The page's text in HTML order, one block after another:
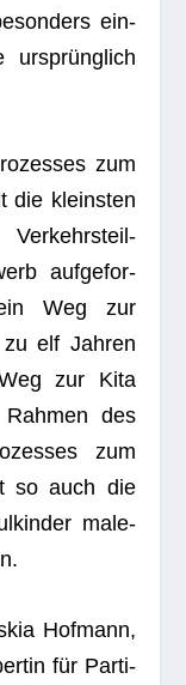
ein­
ursprüng­lich
zum
die kleins­ten
Ver­kehrs­teil­
auf­ge­for­
Weg zur
zu elf Jah­ren
zur Kita
des
zum
so auch die
male­
Hof­mann,
für Par­ti­